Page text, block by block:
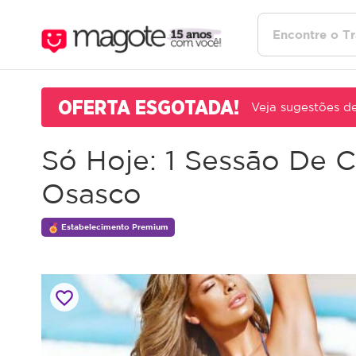
OFERTA ESGOTADA! Veja sugestões
Só Hoje: 1 Sessão De
Osasco
Estabelecimento Premium
favorite_border